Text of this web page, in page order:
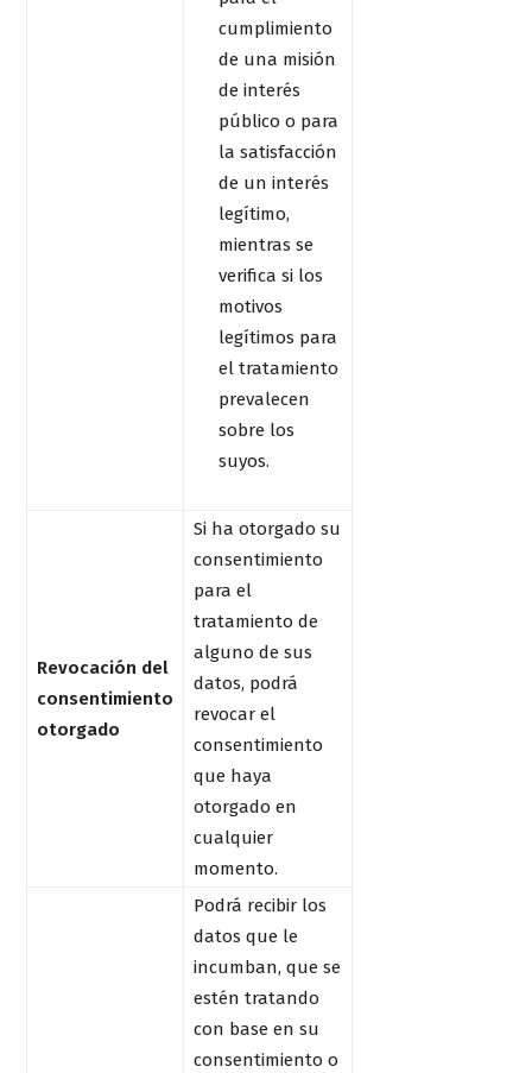
cumplimiento
de una misión
de interés
público o para
la satisfacción
de un interés
legítimo,
mientras se
verifica si los
motivos
legítimos para
el tratamiento
prevalecen
sobre los
suyos.
Revocación del
consentimiento
otorgado
Si ha otorgado su
consentimiento
para el
tratamiento de
alguno de sus
datos, podrá
revocar el
consentimiento
que haya
otorgado en
cualquier
momento.
Podrá recibir los
datos que le
incumban, que se
estén tratando
con base en su
consentimiento o